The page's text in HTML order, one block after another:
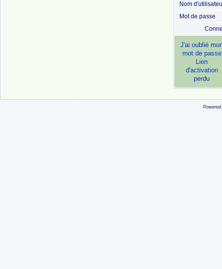
Nom
Mot de passe
J'ai oublié
mot de passe
Lien
d'activation
perdu